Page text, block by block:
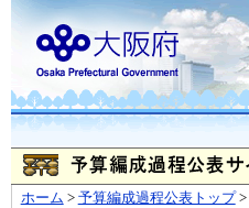
ホーム > 予算編成過程公表トップ>